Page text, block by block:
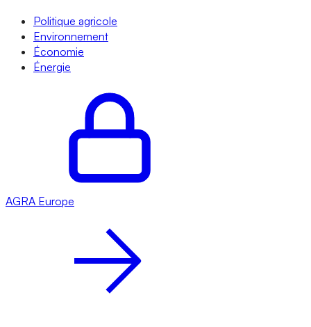
Politique agricole
Environnement
Économie
Énergie
AGRA Europe